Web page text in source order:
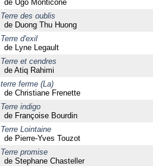
de Ugo Monticone
Terre des oublis
de Duong Thu Huong
Terre d'exil
de Lyne Legault
Terre et cendres
de Atiq Rahimi
terre ferme (La)
de Christiane Frenette
Terre indigo
de Françoise Bourdin
Terre Lointaine
de Pierre-Yves Touzot
Terre promise
de Stephane Chasteller